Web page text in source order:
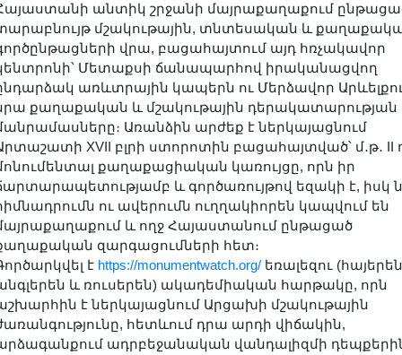
անտիկ շրջանի մայրաքաղաքում
մշակութային, տնտեսական և
վրա, բացահայտում այդ հռչակավոր
Մետաքսի ճանապարհով իրականացվող
առևտրային կապերն ու Մերձավոր
քաղաքական և մշակութային դերակատարության
Առանձին արժեք է ներկայացնում
XVII բլրի ստորոտին բացահայտված՝ մ․թ․ II
քաղաքացիական կառույցը, որն իր
և գործառույթով եզակի է, իսկ
ու ավերումն ուղղակիորեն կապվում են
և ողջ Հայաստանում ընթացած
զարգացումների հետ։
է https://monumentwatch.org/ եռալեզու
և ռուսերեն) ակադեմիական հարթակը, որն
է ներկայացնում Արցախի մշակութային
հետևում դրա արդի վիճակին,
ադրբեջանական վանդալիզմի